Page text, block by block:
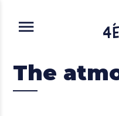
The